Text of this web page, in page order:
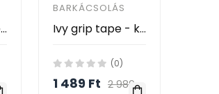
Solar napelemes panel töltés vezérlő
BARKÁCSOLÁS
Ivy grip tape - kétoldalas ragasztószalag / rendkívül erős, rugalmas, 3 méteres
(0)
1 489 Ft 2 989